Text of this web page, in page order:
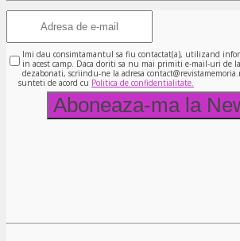
Imi dau consimtamantul sa fiu contactat(a), utilizand
in acest camp. Daca doriti sa nu mai primiti e-mail-uri de
dezabonati, scriindu-ne la adresa
sunteti de acord cu Politica de confidentialitate.